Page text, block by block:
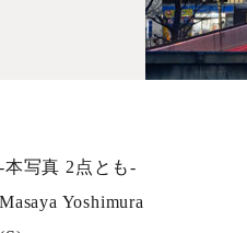
-本写真 2点とも-
Masaya Yoshimura